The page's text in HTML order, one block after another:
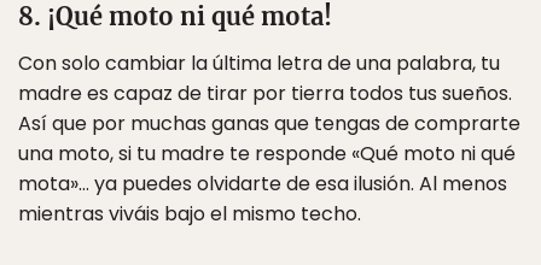
8. ¡Qué moto ni qué mota!
Con solo cambiar la última letra de una palabra, tu
madre es capaz de tirar por tierra todos tus sueños.
Así que por muchas ganas que tengas de comprarte
una moto, si tu madre te responde «Qué moto ni qué
mota»… ya puedes olvidarte de esa ilusión. Al menos
mientras viváis bajo el mismo techo.